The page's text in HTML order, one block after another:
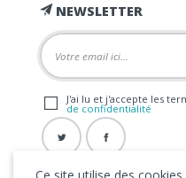
NEWSLETTER
J'ai lu et j'accepte les
de confidentialité